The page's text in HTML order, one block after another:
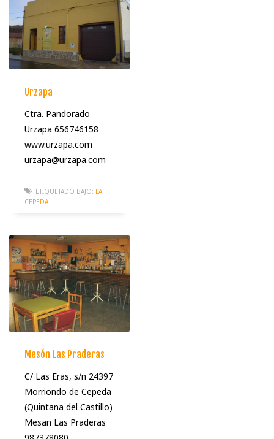
Urzapa
Ctra. Pandorado
Urzapa 656746158
www.urzapa.com
urzapa@urzapa.com
ETIQUETADO BAJO: LA
CEPEDA
Mesón Las Praderas
C/ Las Eras, s/n 24397
Morriondo de Cepeda
(Quintana del Castillo)
Mesan Las Praderas